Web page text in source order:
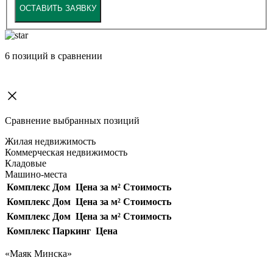
ОСТАВИТЬ ЗАЯВКУ
6 позиций в сравнении
Сравнение выбранных позиций
Жилая недвижимость
Коммерческая недвижимость
Кладовые
Машино-места
Комплекс Дом Цена за м² Стоимость
Комплекс Дом Цена за м² Стоимость
Комплекс Дом Цена за м² Стоимость
Комплекс Паркинг Цена
«Маяк Минска»